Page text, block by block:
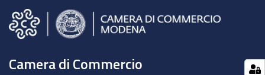
Camera di Commercio